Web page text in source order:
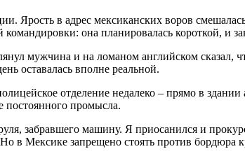
Ярость в адрес мексиканских воров
командировки: она планировалась короткой,
мужчина и на ломаном английском
оставалась вполне реальной.
отделение недалеко – прямо в
постоянного промысла.
забравшего машину. Я приосанился и
в Мексике запрещено стоять против бордюра